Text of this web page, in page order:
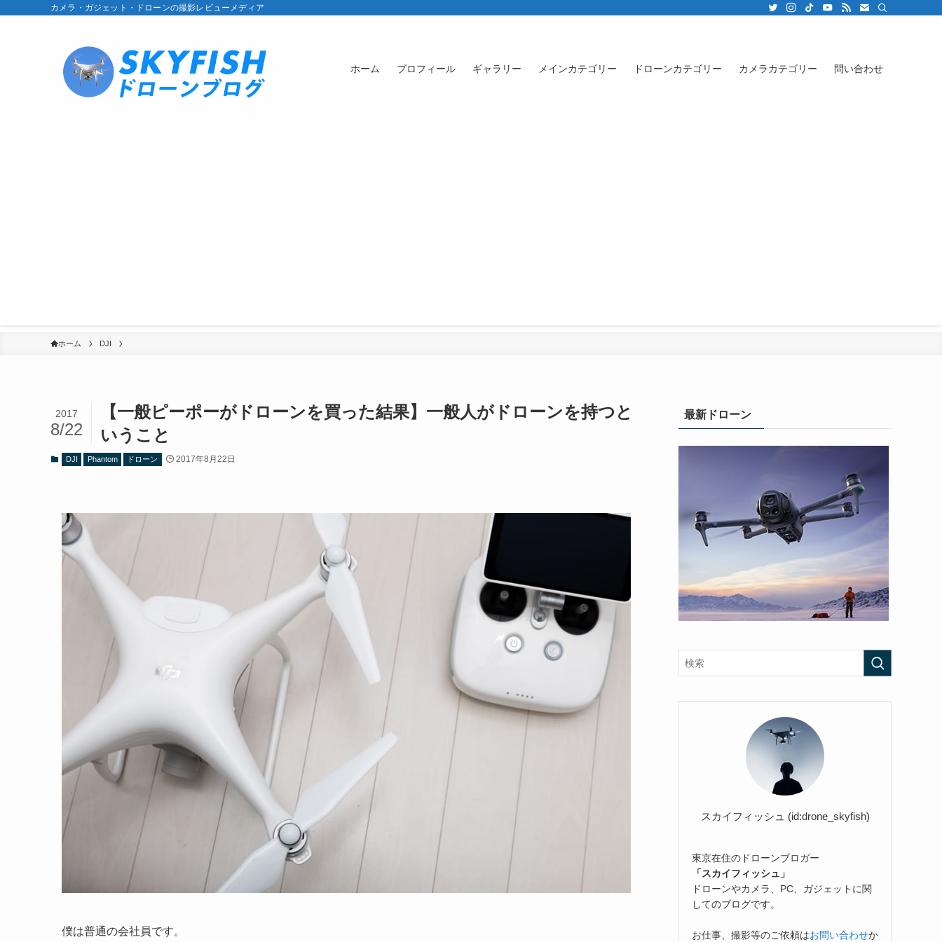
カメラ・ガジェット・ドローンの撮影レビューメディア
ホーム プロフィール ギャラリー メインカテゴリー ドローンカテゴリー カメラカテゴリー 問い合わせ
ホーム DJI
【一般ピーポーがドローンを買った結果】一般人がドローンを持つと
いうこと
2017
8/22
DJI Phantom ドローン 2017年8月22日
僕は普通の会社員です。
最新ドローン
スカイフィッシュ (id:drone_skyfish)
東京在住のドローンブロガー
「スカイフィッシュ」
ドローンやカメラ、PC、ガジェットに関
してのブログです。
お仕事、撮影等のご依頼はお問い合わせか